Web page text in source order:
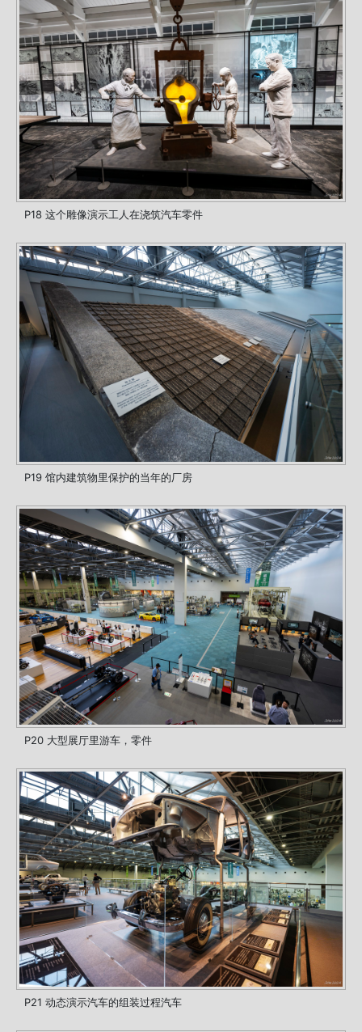
P18 这个雕像演示工人在浇筑汽车零件
P19 馆内建筑物里保护的当年的厂房
P20 大型展厅里游车，零件
P21 动态演示汽车的组装过程汽车